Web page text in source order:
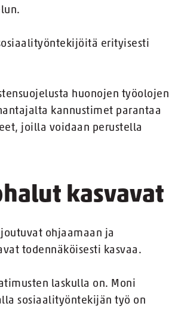
erityisesti
huonojen työolojen
kannustimet parantaa
joilla voidaan perustella
kasvavat
ohjaamaan ja
todennäköisesti kasvaa.
laskulla on. Moni
sosiaalityöntekijän työ on